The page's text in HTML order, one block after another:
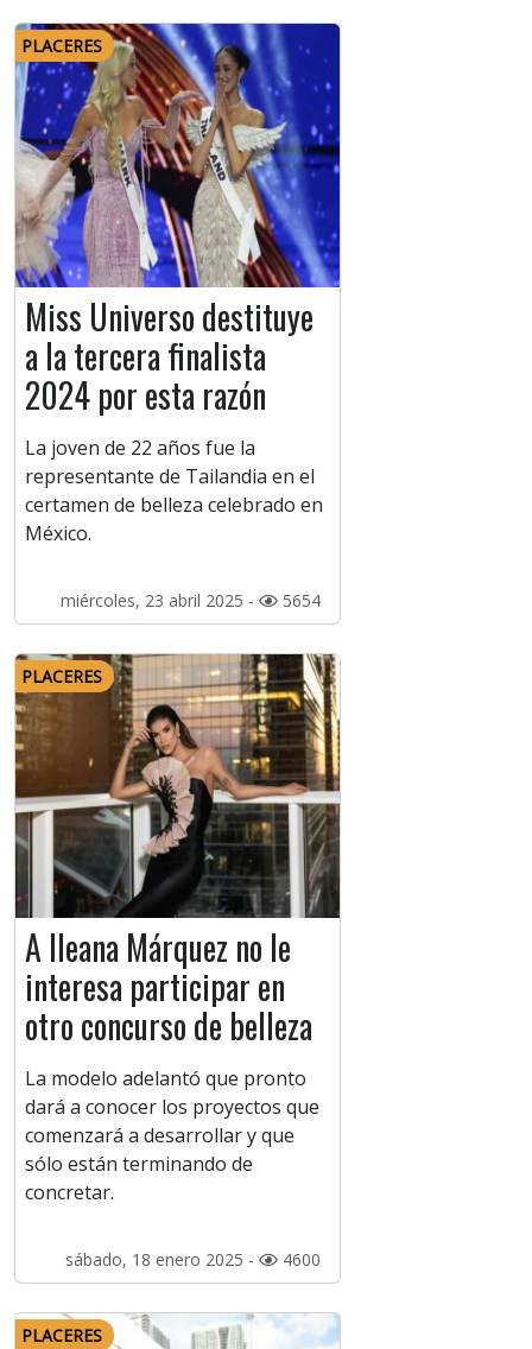
PLACERES
Miss Universo destituye
a la tercera finalista
2024 por esta razón
La joven de 22 años fue la
representante de Tailandia en el
certamen de belleza celebrado en
México.
miércoles, 23 abril 2025 - 5654
PLACERES
A Ileana Márquez no le
interesa participar en
otro concurso de belleza
La modelo adelantó que pronto
dará a conocer los proyectos que
comenzará a desarrollar y que
sólo están terminando de
concretar.
sábado, 18 enero 2025 - 4600
PLACERES